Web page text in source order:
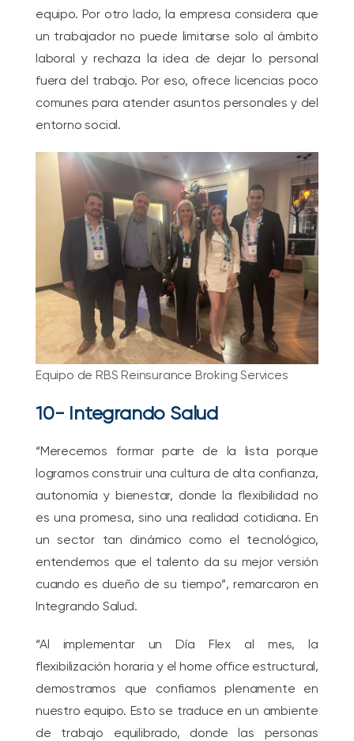
equipo. Por otro lado, la empresa considera que
un trabajador no puede limitarse solo al ámbito
laboral y rechaza la idea de dejar lo personal
fuera del trabajo. Por eso, ofrece licencias poco
comunes para atender asuntos personales y del
entorno social.
Equipo de RBS Reinsurance Broking Services
10- Integrando Salud
“Merecemos formar parte de la lista porque
logramos construir una cultura de alta confianza,
autonomía y bienestar, donde la flexibilidad no
es una promesa, sino una realidad cotidiana. En
un sector tan dinámico como el tecnológico,
entendemos que el talento da su mejor versión
cuando es dueño de su tiempo”, remarcaron en
Integrando Salud.
“Al implementar un Día Flex al mes, la
flexibilización horaria y el home office estructural,
demostramos que confiamos plenamente en
nuestro equipo. Esto se traduce en un ambiente
de trabajo equilibrado, donde las personas